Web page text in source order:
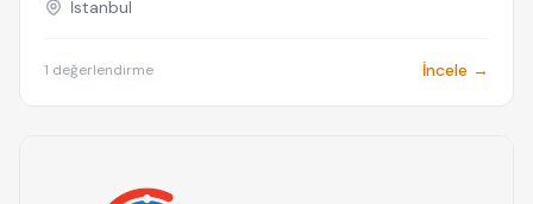
İstanbul
1 değerlendirme İncele →